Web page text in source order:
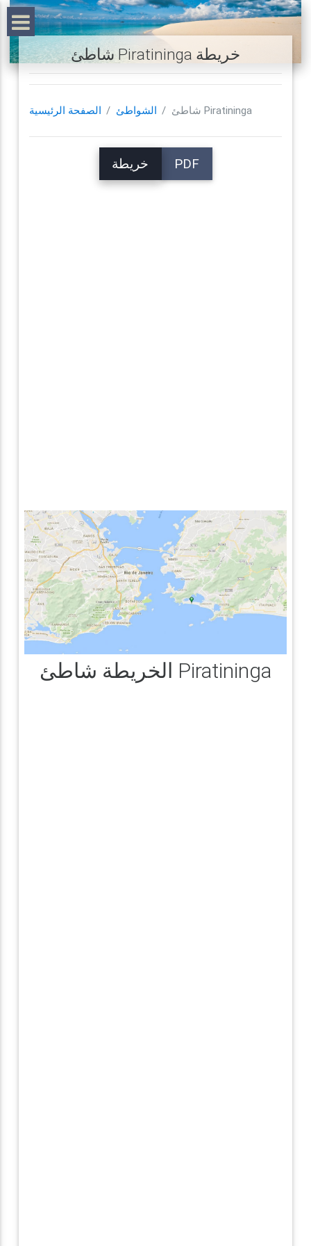
شاطئ Piratininga خريطة
الصفحة الرئيسية الشواطئ شاطئ Piratininga
خريطة PDF
الخريطة شاطئ Piratininga